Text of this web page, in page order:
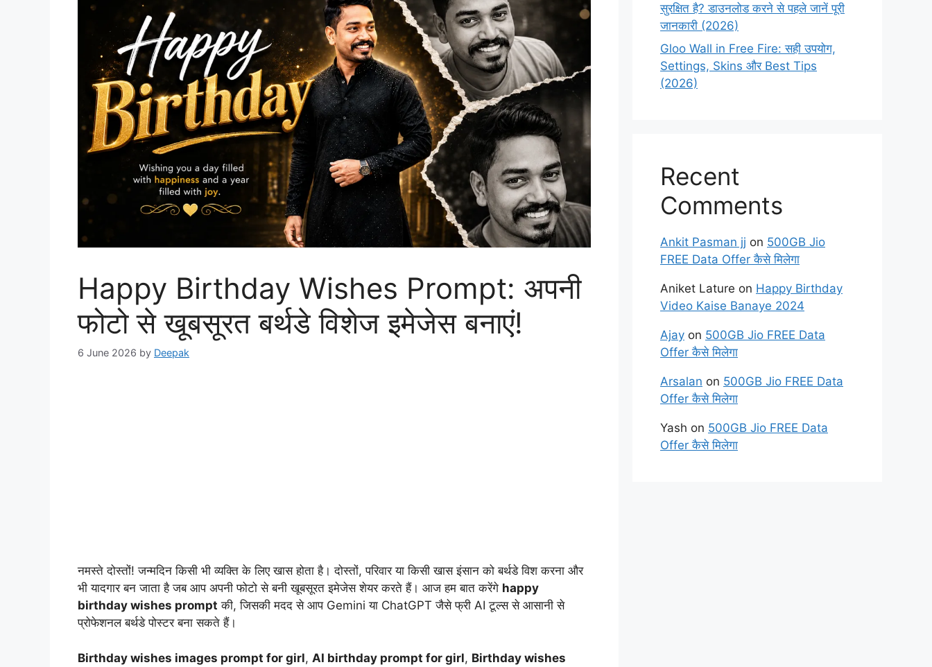
Happy Birthday Wishes Prompt: अपनी
फोटो से खूबसूरत बर्थडे विशेज इमेजेस बनाएं!
6 June 2026 by Deepak
नमस्ते दोस्तों! जन्मदिन किसी भी व्यक्ति के लिए खास होता है। दोस्तों, परिवार या किसी खास इंसान को बर्थडे विश करना और
भी यादगार बन जाता है जब आप अपनी फोटो से बनी खूबसूरत इमेजेस शेयर करते हैं। आज हम बात करेंगे happy
birthday wishes prompt की, जिसकी मदद से आप Gemini या ChatGPT जैसे फ्री AI टूल्स से आसानी से
प्रोफेशनल बर्थडे पोस्टर बना सकते हैं।
Birthday wishes images prompt for girl, AI birthday prompt for girl, Birthday wishes
सुरक्षित है? डाउनलोड करने से पहले जानें पूरी
जानकारी (2026)
Gloo Wall in Free Fire: सही उपयोग,
Settings, Skins और Best Tips
(2026)
Recent
Comments
Ankit Pasman jj on 500GB Jio
FREE Data Offer कैसे मिलेगा
Aniket Lature on Happy Birthday
Video Kaise Banaye 2024
Ajay on 500GB Jio FREE Data
Offer कैसे मिलेगा
Arsalan on 500GB Jio FREE Data
Offer कैसे मिलेगा
Yash on 500GB Jio FREE Data
Offer कैसे मिलेगा